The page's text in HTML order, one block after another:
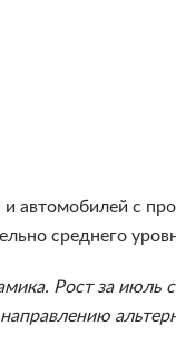
с
среднего
Рост за июль